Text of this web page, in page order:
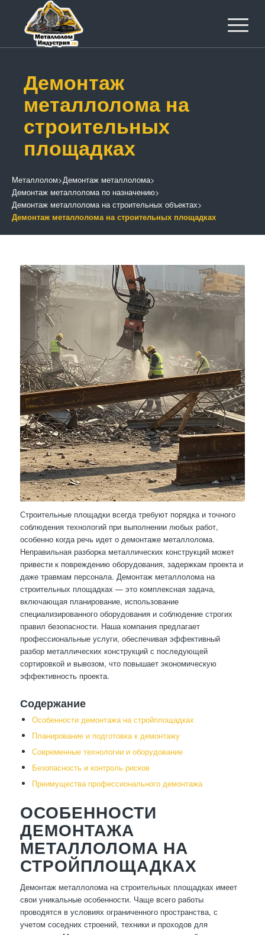
Демонтаж
металлолома на
строительных
площадках
Металлолом>Демонтаж металлолома>
Демонтаж металлолома по назначению>
Демонтаж металлолома на строительных объектах>
Демонтаж металлолома на строительных площадках
Строительные площадки всегда требуют порядка и точного
соблюдения технологий при выполнении любых работ,
особенно когда речь идет о демонтаже металлолома.
Неправильная разборка металлических конструкций может
привести к повреждению оборудования, задержкам проекта и
даже травмам персонала. Демонтаж металлолома на
строительных площадках — это комплексная задача,
включающая планирование, использование
специализированного оборудования и соблюдение строгих
правил безопасности. Наша компания предлагает
профессиональные услуги, обеспечивая эффективный
разбор металлических конструкций с последующей
сортировкой и вывозом, что повышает экономическую
эффективность проекта.
Содержание
Особенности демонтажа на стройплощадках
Планирование и подготовка к демонтажу
Современные технологии и оборудование
Безопасность и контроль рисков
Преимущества профессионального демонтажа
ОСОБЕННОСТИ
ДЕМОНТАЖА
МЕТАЛЛОЛОМА НА
СТРОЙПЛОЩАДКАХ
Демонтаж металлолома на строительных площадках имеет
свои уникальные особенности. Чаще всего работы
проводятся в условиях ограниченного пространства, с
учетом соседних строений, техники и проходов для